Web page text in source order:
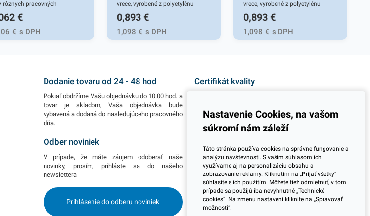
rôznych pracovných
ale aj pri univerzálnych
vo vašej domácnosti.
sú vhodné do tých
školy, firiem, obchodov a
pružnosťou a praktickou
Vďaka ich
i v prostredí, ktoré
Balenie obsahuje 50g
v zelenom farebnom
a rozmere 4 cm. V našej
nájdete ďalšie podobné
€
€ s DPH
vrece, vyrobené z polyetylénu
nízkej hustoty. Vrece na
komunálny a triedený odpad,
pružný, tepelne odolný,
plastovej nádoby pred znečistením
odpadom. Svoje využitie nájdu v
domácnostiach, kanceláriách,
Farba: čierna Hrúbka: 28
mikrónov.
0,893 €
1,098 € s DPH
vrece, vyrobené z polyetylénu
nízkej hustoty. Vrece na
komunálny a triedený odpad,
pružný, tepelne odolný,
plastovej nádoby pred znečistením
domácnostiach, kanceláriách,
obchodoch, prevádzkach a pod.
Farba: čierna Hrúbka: 28
mikrónov.
0,893 €
1,098 € s DPH
Dodanie tovaru od 24 - 48 hod
Pokiaľ obdržíme Vašu objednávku do 10.00 hod. a
tovar je skladom, Vaša objednávka bude
vybavená a dodaná do nasledujúceho pracovného
dňa.
Odber noviniek
V prípade, že máte záujem odoberať naše
novinky, prosím, prihláste sa do našeho
newslettera
Prihlásenie do odberu noviniek
Certifikát kvality
jeden z dôležitých ukazovateľov zodpovedného
podnikania.
Potrebujete viac informácií ohľadom pravidelnej
dlhodobej spolupráce pri odberoch? Prosím
skontaktujte sa s naším obchodným tímom a
dohodnite si stretnutie kdekoľvek na Slovensku.
Radi Vás navštívime.
Nastavenie Cookies, na vašom
súkromí nám záleží
Táto stránka používa cookies na správne fungovanie a
analýzu návštevnosti. S vaším súhlasom ich
využívame aj na personalizáciu obsahu a
zobrazovanie reklamy. Kliknutím na „Prijať všetky“
súhlasíte s ich použitím. Môžete tiež odmietnuť, v tom
prípade sa použijú iba nevyhnutné „Technické
cookies“. Na zmenu nastavení kliknite na „Spravovať
možnosti“.